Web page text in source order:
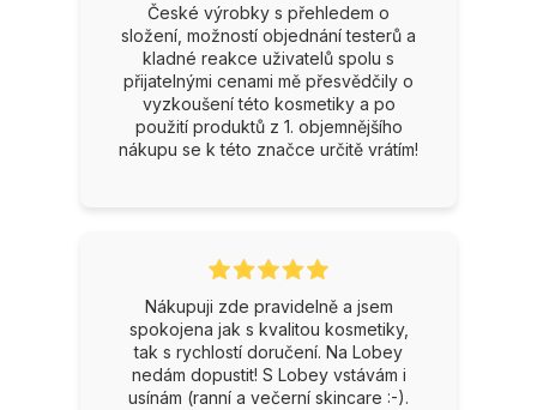
České výrobky s přehledem o
složení, možností objednání testerů a
kladné reakce uživatelů spolu s
přijatelnými cenami mě přesvědčily o
vyzkoušení této kosmetiky a po
použití produktů z 1. objemnějšího
nákupu se k této značce určitě vrátím!
Nákupuji zde pravidelně a jsem
spokojena jak s kvalitou kosmetiky,
tak s rychlostí doručení. Na Lobey
nedám dopustit! S Lobey vstávám i
usínám (ranní a večerní skincare :-).